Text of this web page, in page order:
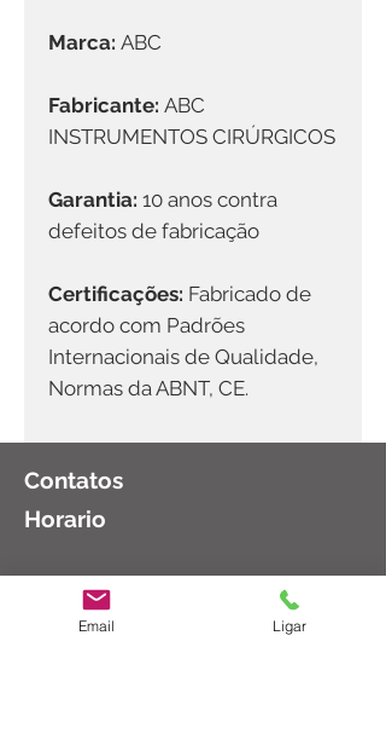
Marca: ABC
Fabricante: ABC
INSTRUMENTOS CIRÚRGICOS
Garantia: 10 anos contra
defeitos de fabricação
Certificações: Fabricado de
acordo com Padrões
Internacionais de Qualidade,
Normas da ABNT, CE.
Contatos
Horario
Email Ligar